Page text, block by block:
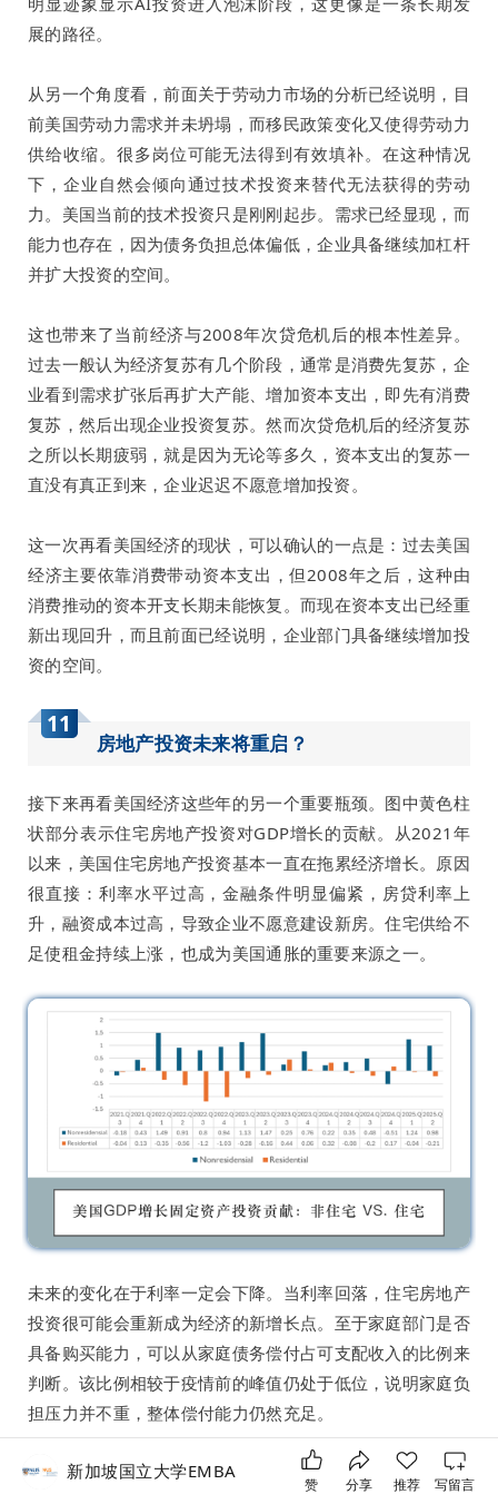
展的路径。
从另一个角度看，前面关于劳动力市场的分析已经说明，目
前美国劳动力需求并未坍塌，而移民政策变化又使得劳动力
供给收缩。很多岗位可能无法得到有效填补。在这种情况
下，企业自然会倾向通过技术投资来替代无法获得的劳动
力。美国当前的技术投资只是刚刚起步。需求已经显现，而
能力也存在，因为债务负担总体偏低，企业具备继续加杠杆
并扩大投资的空间。
这也带来了当前经济与2008年次贷危机后的根本性差异。
过去一般认为经济复苏有几个阶段，通常是消费先复苏，企
业看到需求扩张后再扩大产能、增加资本支出，即先有消费
复苏，然后出现企业投资复苏。然而次贷危机后的经济复苏
之所以长期疲弱，就是因为无论等多久，资本支出的复苏一
直没有真正到来，企业迟迟不愿意增加投资。
这一次再看美国经济的现状，可以确认的一点是：过去美国
经济主要依靠消费带动资本支出，但2008年之后，这种由
消费推动的资本开支长期未能恢复。而现在资本支出已经重
新出现回升，而且前面已经说明，企业部门具备继续增加投
资的空间。
11
房地产投资未来将重启？
接下来再看美国经济这些年的另一个重要瓶颈。图中黄色柱
状部分表示住宅房地产投资对GDP增长的贡献。从2021年
以来，美国住宅房地产投资基本一直在拖累经济增长。原因
很直接：利率水平过高，金融条件明显偏紧，房贷利率上
升，融资成本过高，导致企业不愿意建设新房。住宅供给不
足使租金持续上涨，也成为美国通胀的重要来源之一。
未来的变化在于利率一定会下降。当利率回落，住宅房地产
投资很可能会重新成为经济的新增长点。至于家庭部门是否
具备购买能力，可以从家庭债务偿付占可支配收入的比例来
判断。该比例相较于疫情前的峰值仍处于低位，说明家庭负
担压力并不重，整体偿付能力仍然充足。
回到前面的逻辑，美国私人部门自2008年后持续去杠杆，
新加坡国立大学EMBA
赞 分享 推荐 写留言